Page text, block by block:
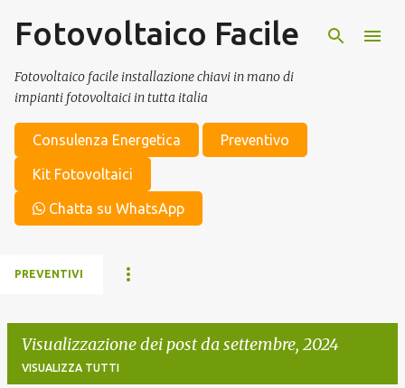
Passa ai contenuti principali
Fotovoltaico Facile
Fotovoltaico facile installazione chiavi in mano di
impianti fotovoltaici in tutta italia
Consulenza Energetica Preventivo
Kit Fotovoltaici
Chatta su WhatsApp
PREVENTIVI
Visualizzazione dei post da settembre, 2024
VISUALIZZA TUTTI